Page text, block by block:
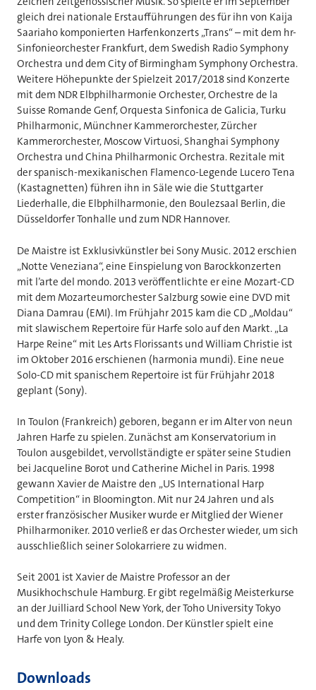
gleich drei nationale Erstaufführungen des für ihn von Kaija
Saariaho komponierten Harfenkonzerts „Trans“ – mit dem hr-
Sinfonieorchester Frankfurt, dem Swedish Radio Symphony
Orchestra und dem City of Birmingham Symphony Orchestra.
Weitere Höhepunkte der Spielzeit 2017/2018 sind Konzerte
mit dem NDR Elbphilharmonie Orchester, Orchestre de la
Suisse Romande Genf, Orquesta Sinfonica de Galicia, Turku
Philharmonic, Münchner Kammerorchester, Zürcher
Kammerorchester, Moscow Virtuosi, Shanghai Symphony
Orchestra und China Philharmonic Orchestra. Rezitale mit
der spanisch-mexikanischen Flamenco-Legende Lucero Tena
(Kastagnetten) führen ihn in Säle wie die Stuttgarter
Liederhalle, die Elbphilharmonie, den Boulezsaal Berlin, die
Düsseldorfer Tonhalle und zum NDR Hannover.
De Maistre ist Exklusivkünstler bei Sony Music. 2012 erschien
„Notte Veneziana“, eine Einspielung von Barockkonzerten
mit l’arte del mondo. 2013 veröffentlichte er eine Mozart-CD
mit dem Mozarteumorchester Salzburg sowie eine DVD mit
Diana Damrau (EMI). Im Frühjahr 2015 kam die CD „Moldau“
mit slawischem Repertoire für Harfe solo auf den Markt. „La
Harpe Reine“ mit Les Arts Florissants und William Christie ist
im Oktober 2016 erschienen (harmonia mundi). Eine neue
Solo-CD mit spanischem Repertoire ist für Frühjahr 2018
geplant (Sony).
In Toulon (Frankreich) geboren, begann er im Alter von neun
Jahren Harfe zu spielen. Zunächst am Konservatorium in
Toulon ausgebildet, vervollständigte er später seine Studien
bei Jacqueline Borot und Catherine Michel in Paris. 1998
gewann Xavier de Maistre den „US International Harp
Competition“ in Bloomington. Mit nur 24 Jahren und als
erster französischer Musiker wurde er Mitglied der Wiener
Philharmoniker. 2010 verließ er das Orchester wieder, um sich
ausschließlich seiner Solokarriere zu widmen.
Seit 2001 ist Xavier de Maistre Professor an der
Musikhochschule Hamburg. Er gibt regelmäßig Meisterkurse
an der Juilliard School New York, der Toho University Tokyo
und dem Trinity College London. Der Künstler spielt eine
Harfe von Lyon & Healy.
Downloads